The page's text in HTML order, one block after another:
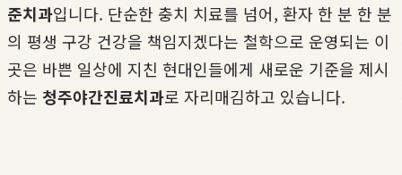
준치과입니다. 단순한 충치 치료를 넘어, 환자 한 분 한 분
의 평생 구강 건강을 책임지겠다는 철학으로 운영되는 이
곳은 바쁜 일상에 지친 현대인들에게 새로운 기준을 제시
하는 청주야간진료치과로 자리매김하고 있습니다.